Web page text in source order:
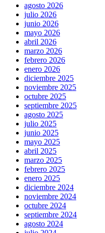
agosto 2026
julio 2026
junio 2026
mayo 2026
abril 2026
marzo 2026
febrero 2026
enero 2026
diciembre 2025
noviembre 2025
octubre 2025
septiembre 2025
agosto 2025
julio 2025
junio 2025
mayo 2025
abril 2025
marzo 2025
febrero 2025
enero 2025
diciembre 2024
noviembre 2024
octubre 2024
septiembre 2024
agosto 2024